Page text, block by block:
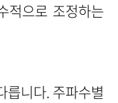
적으로 조정하는
릅니다. 주파수별